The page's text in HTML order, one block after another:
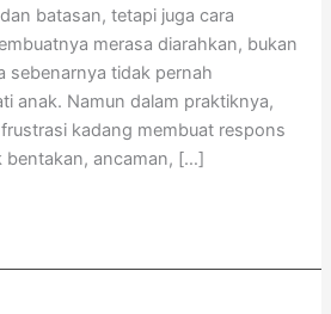
batasan, tetapi juga cara
merasa diarahkan, bukan
sebenarnya tidak pernah
anak. Namun dalam praktiknya,
kadang membuat respons
bentakan, ancaman, […]